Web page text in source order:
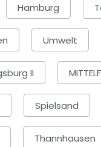
Hamburg
Umwelt
II
Spielsand
Thannhausen